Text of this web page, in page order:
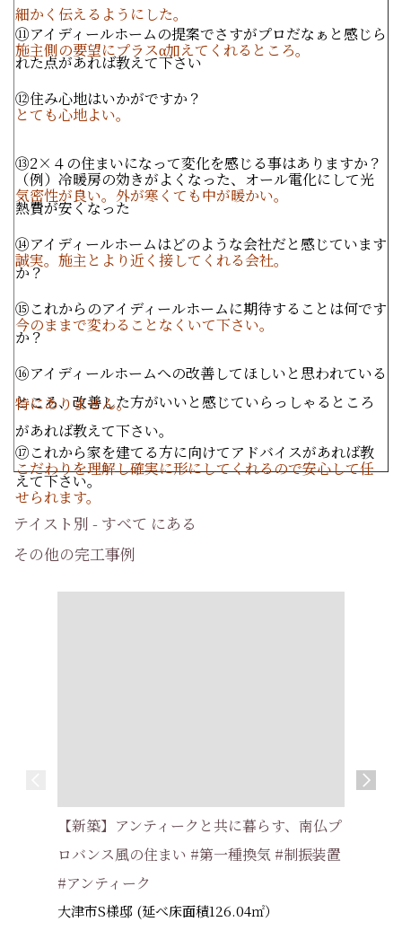
細かく伝えるようにした。
⑪アイディールホームの提案でさすがプロだなぁと感じら
れた点があれば教えて下さい
施主側の要望にプラスα加えてくれるところ。
⑫住み心地はいかがですか？
とても心地よい。
⑬2×４の住まいになって変化を感じる事はありますか？
（例）冷暖房の効きがよくなった、オール電化にして光
熱費が安くなった
気密性が良い。外が寒くても中が暖かい。
⑭アイディールホームはどのような会社だと感じています
か？
誠実。施主とより近く接してくれる会社。
⑮これからのアイディールホームに期待することは何です
か？
今のままで変わることなくいて下さい。
⑯アイディールホームへの改善してほしいと思われている
ところ、改善した方がいいと感じていらっしゃるところ
があれば教えて下さい。
特にありません。
⑰これから家を建てる方に向けてアドバイスがあれば教
えて下さい。
こだわりを理解し確実に形にしてくれるので安心して任
せられます。
テイスト別 - すべて にある
その他の完工事例
【新築】アンティークと共に暮らす、南仏プ
ロバンス風の住まい #第一種換気 #制振装置
#アンティーク
大津市S様邸 (延べ床面積126.04㎡）